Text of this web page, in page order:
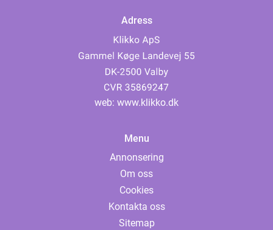
Adress
web: www.klikko.dk
Menu
Annonsering
Om oss
Cookies
Kontakta oss
Sitemap